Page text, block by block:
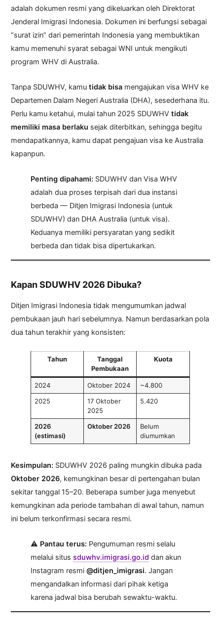
adalah dokumen resmi yang dikeluarkan oleh Direktorat
Jenderal Imigrasi Indonesia. Dokumen ini berfungsi sebagai
“surat izin” dari pemerintah Indonesia yang membuktikan
kamu memenuhi syarat sebagai WNI untuk mengikuti
program WHV di Australia.
Tanpa SDUWHV, kamutidak bisa mengajukan visa WHV ke
Departemen Dalam Negeri Australia (DHA), sesederhana itu.
Perlu kamu ketahui, mulai tahun 2025 SDUWHVtidak
memiliki masa berlaku sejak diterbitkan, sehingga begitu
mendapatkannya, kamu dapat pengajuan visa ke Australia
kapanpun.
Penting dipahami: SDUWHV dan Visa WHV
adalah dua proses terpisah dari dua instansi
berbeda — Ditjen Imigrasi Indonesia (untuk
SDUWHV) dan DHA Australia (untuk visa).
Keduanya memiliki persyaratan yang sedikit
berbeda dan tidak bisa dipertukarkan.
Kapan SDUWHV 2026 Dibuka?
Ditjen Imigrasi Indonesia tidak mengumumkan jadwal
pembukaan jauh hari sebelumnya. Namun berdasarkan pola
dua tahun terakhir yang konsisten:
Tahun
Tanggal
Pembukaan
Kuota
2024 Oktober 2024
~4.800
2025
17 Oktober
2025
5.420
2026
(estimasi)
Oktober 2026
Belum
diumumkan
Kesimpulan: SDUWHV 2026 paling mungkin dibuka pada
Oktober 2026, kemungkinan besar di pertengahan bulan
sekitar tanggal 15–20. Beberapa sumber juga menyebut
kemungkinan ada periode tambahan di awal tahun, namun
ini belum terkonfirmasi secara resmi.
⚠️ Pantau terus: Pengumuman resmi selalu
melalui situssduwhv.imigrasi.go.id dan akun
Instagram resmi@ditjen_imigrasi. Jangan
mengandalkan informasi dari pihak ketiga
karena jadwal bisa berubah sewaktu-waktu.